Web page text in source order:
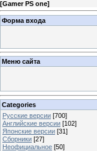
[Gamer PS one]
Форма входа
Меню сайта
Categories
Русские версии [700]
Английские версии [102]
Японские версии [31]
Сборники [27]
Неофициальное [50]